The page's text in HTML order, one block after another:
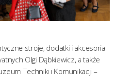
stroje, dodatki i akcesoria
Olgi Dąbkiewicz, a także
Techniki i Komunikacji –